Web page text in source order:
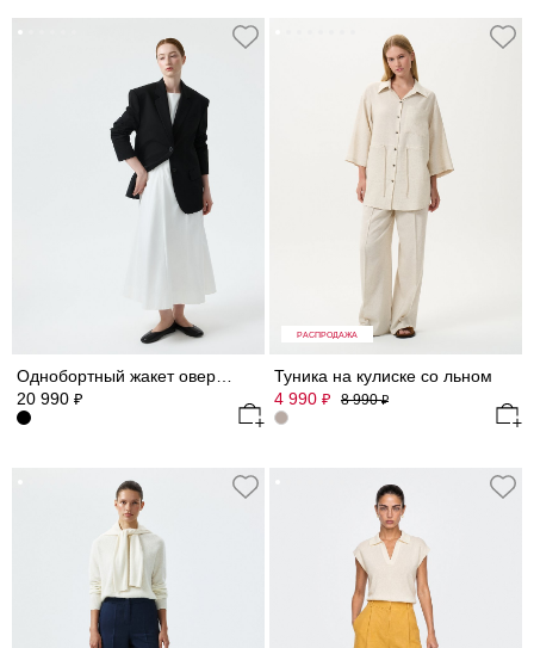
Однобортный жакет оверсайз
20 990 ₽
РАСПРОДАЖА
Туника на кулиске со льном
4 990 ₽ 8 990₽